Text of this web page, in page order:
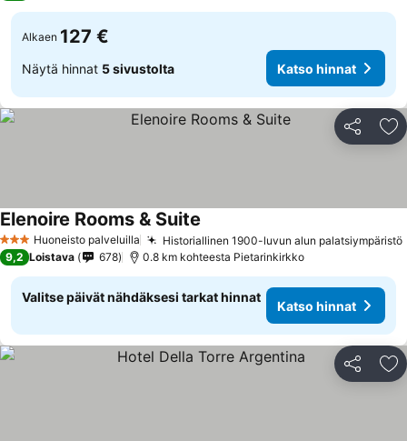
Alkaen 127 €
Näytä hinnat 5 sivustolta Katso hinnat
Jaa
3 Tähtiluokitus
Huoneisto palveluilla Historiallinen 1900-luvun alun palatsiympäristö
Elenoire Rooms & Suite
9,2 Loistava 678 0.8 km kohteesta Pietarinkirkko
Valitse päivät nähdäksesi tarkat hinnat
Katso hinnat
Jaa